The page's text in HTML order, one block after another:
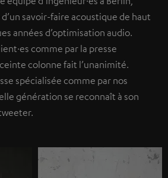
savoir-faire acoustique de haut
années d’optimisation audio.
comme par la presse
colonne fait l’unanimité.
spécialisée comme par nos
génération se reconnaît à son